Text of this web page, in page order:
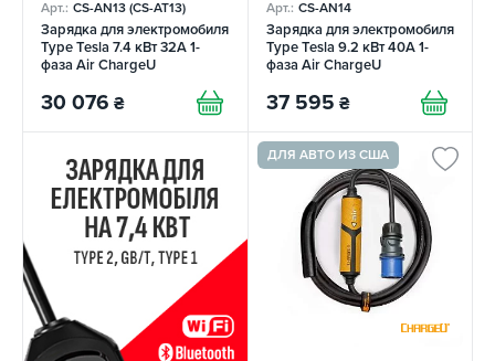
Арт.: CS-AN13 (CS-AT13)
Зарядка для электромобиля
Type Tesla 7.4 кВт 32A 1-
фаза Air ChargeU
30 076 ₴
Арт.: CS-AN14
Зарядка для электромобиля
Type Tesla 9.2 кВт 40A 1-
фаза Air ChargeU
37 595 ₴
ДЛЯ АВТО ИЗ США